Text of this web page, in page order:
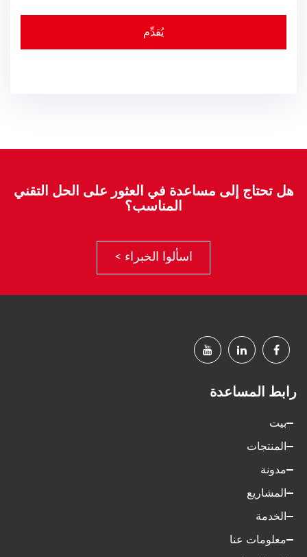
هل تحتاج إلى مساعدة في العثور على الحل التقني
المناسب؟
اسألوا الخبراء >
رابط المساعدة
بيت
المنتجات
مدونة
المشاريع
الخدمة
معلومات عنا